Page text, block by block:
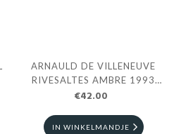
ARNAULD DE VILLENEUVE
RIVESALTES AMBRE 1993
75CL
€42.00
IN WINKELMANDJE